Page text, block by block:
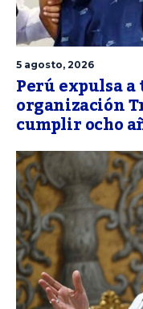
5 agosto, 2026
Perú expulsa
organización
cumplir ocho